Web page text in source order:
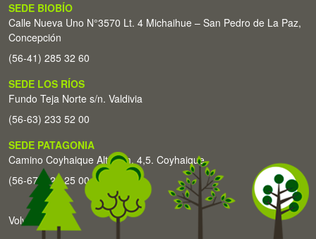
SEDE BIOBÍO
Calle Nueva Uno N°3570 Lt. 4 Michaihue – San Pedro de La Paz,
Concepción
(56-41) 285 32 60
SEDE LOS RÍOS
Fundo Teja Norte s/n. Valdivia
(56-63) 233 52 00
SEDE PATAGONIA
Camino Coyhaique Alto Km. 4,5. Coyhaique
(56-67) 226 25 00
Volver arriba